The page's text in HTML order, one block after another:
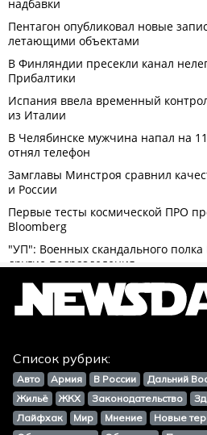
Список рубрик:
Авто Армия В России Дальний
Жильё
ЖКХ Законодательство
Лайфхак
Мир Мнение Новые